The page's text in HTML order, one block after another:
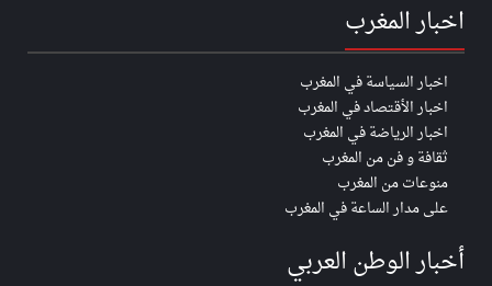
اخبار المغرب
اخبار السياسة في المغرب
اخبار الأقتصاد في المغرب
اخبار الرياضة في المغرب
ثقافة و فن من المغرب
منوعات من المغرب
على مدار الساعة في المغرب
أخبار الوطن العربي